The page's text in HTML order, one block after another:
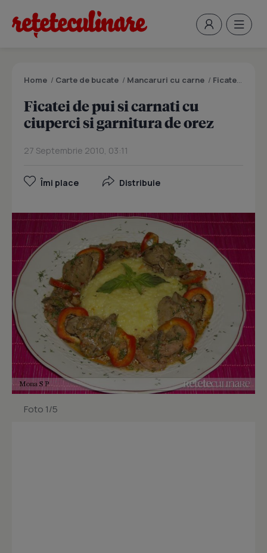
Home / Carte de bucate / Mancaruri cu carne / Ficatei de pui si carnati cu ciuperci si garnitura de orez
Ficatei de pui si carnati cu
ciuperci si garnitura de orez
27 Septembrie 2010, 03:11
Îmi place Distribuie
Foto 1/5